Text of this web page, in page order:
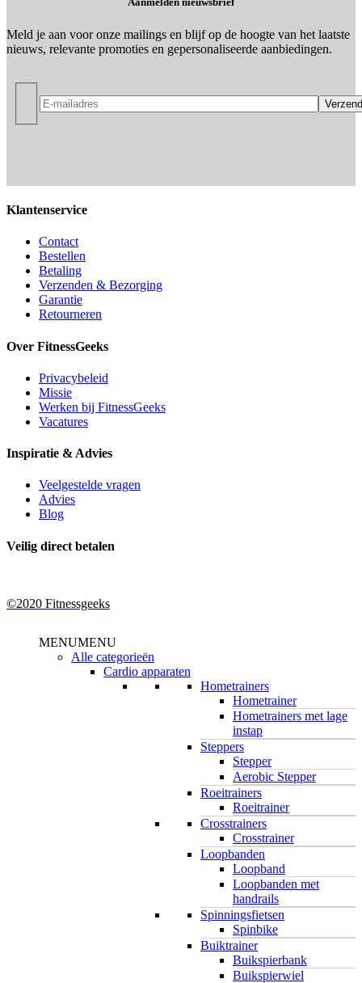
Meld je aan voor onze mailings en blijf op de hoogte van het laatste
nieuws, relevante promoties en gepersonaliseerde aanbiedingen.
Klantenservice
Contact
Bestellen
Betaling
Verzenden & Bezorging
Garantie
Retourneren
Over FitnessGeeks
Privacybeleid
Missie
Werken bij FitnessGeeks
Vacatures
Inspiratie & Advies
Veelgestelde vragen
Advies
Blog
Veilig direct betalen
©2020 Fitnessgeeks
MENUMENU
Alle categorieën
Cardio apparaten
Hometrainers
Hometrainer
Hometrainers met lage
instap
Steppers
Stepper
Aerobic Stepper
Roeitrainers
Roeitrainer
Crosstrainers
Crosstrainer
Loopbanden
Loopband
Loopbanden met
handrails
Spinningsfietsen
Spinbike
Buiktrainer
Buikspierbank
Buikspierwiel